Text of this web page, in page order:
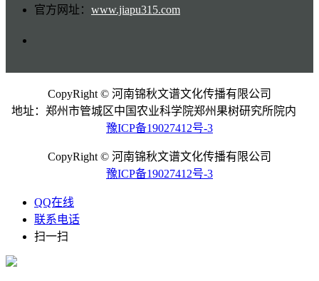
官方网址： www.jiapu315.com
CopyRight © 河南锦秋文谱文化传播有限公司
地址：郑州市管城区中国农业科学院郑州果树研究所院内
豫ICP备19027412号-3
CopyRight © 河南锦秋文谱文化传播有限公司
豫ICP备19027412号-3
QQ在线
联系电话
扫一扫